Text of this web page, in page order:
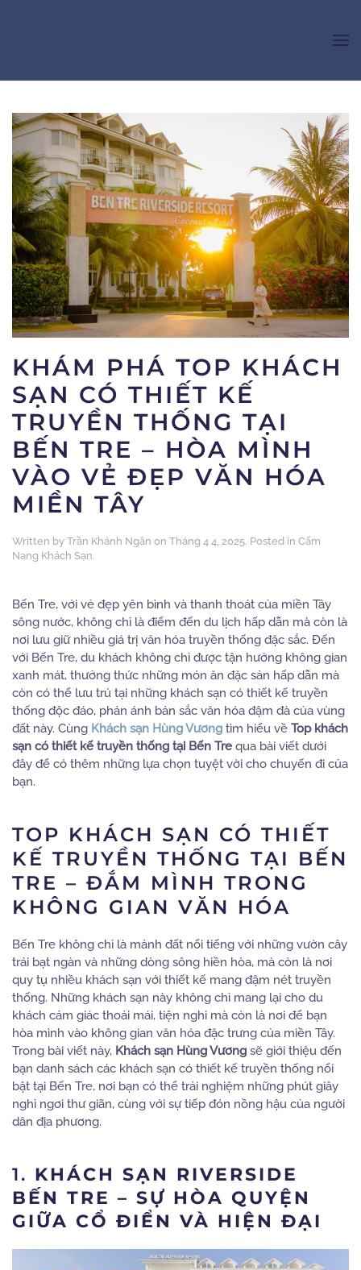
KHÁM PHÁ TOP KHÁCH
SẠN CÓ THIẾT KẾ
TRUYỀN THỐNG TẠI
BẾN TRE – HÒA MÌNH
VÀO VẺ ĐẸP VĂN HÓA
MIỀN TÂY
Written by Trần Khánh Ngân on Tháng 4 4, 2025. Posted in Cẩm
Nang Khách Sạn.
Bến Tre, với vẻ đẹp yên bình và thanh thoát của miền Tây
sông nước, không chỉ là điểm đến du lịch hấp dẫn mà còn là
nơi lưu giữ nhiều giá trị văn hóa truyền thống đặc sắc. Đến
với Bến Tre, du khách không chỉ được tận hưởng không gian
xanh mát, thưởng thức những món ăn đặc sản hấp dẫn mà
còn có thể lưu trú tại những khách sạn có thiết kế truyền
thống độc đáo, phản ánh bản sắc văn hóa đậm đà của vùng
đất này. Cùng Khách sạn Hùng Vương tìm hiểu về Top khách
sạn có thiết kế truyền thống tại Bến Tre qua bài viết dưới
đây để có thêm những lựa chọn tuyệt vời cho chuyến đi của
bạn.
TOP KHÁCH SẠN CÓ THIẾT
KẾ TRUYỀN THỐNG TẠI BẾN
TRE – ĐẮM MÌNH TRONG
KHÔNG GIAN VĂN HÓA
Bến Tre không chỉ là mảnh đất nổi tiếng với những vườn cây
trái bạt ngàn và những dòng sông hiền hòa, mà còn là nơi
quy tụ nhiều khách sạn với thiết kế mang đậm nét truyền
thống. Những khách sạn này không chỉ mang lại cho du
khách cảm giác thoải mái, tiện nghi mà còn là nơi để bạn
hòa mình vào không gian văn hóa đặc trưng của miền Tây.
Trong bài viết này, Khách sạn Hùng Vương sẽ giới thiệu đến
bạn danh sách các khách sạn có thiết kế truyền thống nổi
bật tại Bến Tre, nơi bạn có thể trải nghiệm những phút giây
nghỉ ngơi thư giãn, cùng với sự tiếp đón nồng hậu của người
dân địa phương.
1. KHÁCH SẠN RIVERSIDE
BẾN TRE – SỰ HÒA QUYỆN
GIỮA CỔ ĐIỂN VÀ HIỆN ĐẠI